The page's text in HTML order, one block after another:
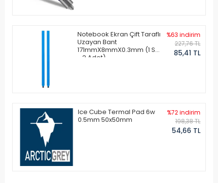
Notebook Ekran Çift Taraflı
Uzayan Bant
171mmX8mmX0.3mm (1 Set
- 2 Adet)
%63 indirim
227,76 TL
85,41 TL
Ice Cube Termal Pad 6w
0.5mm 50x50mm
%72 indirim
198,38 TL
54,66 TL